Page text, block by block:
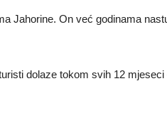
Jahorine. On već godinama
dolaze tokom svih 12